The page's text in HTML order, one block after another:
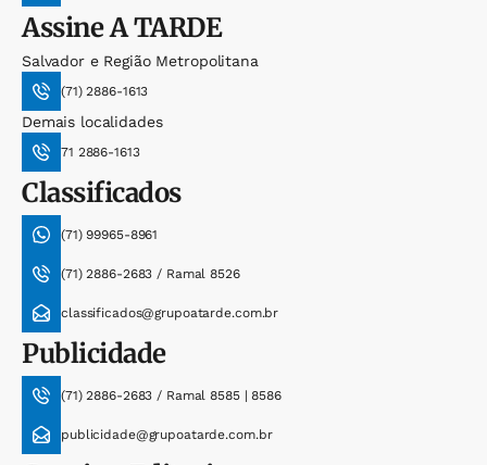
AssineA TARDE
Salvador e Região Metropolitana
(71) 2886-1613
Demais localidades
71 2886-1613
Classificados
(71) 99965-8961
(71) 2886-2683 / Ramal 8526
classificados@grupoatarde.com.br
Publicidade
(71) 2886-2683 / Ramal 8585 | 8586
publicidade@grupoatarde.com.br